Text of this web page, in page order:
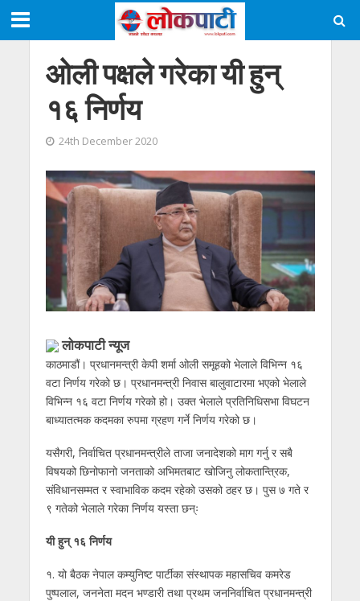
ओली पक्षले गरेका यी हुन्
१६ निर्णय
24th December 2020
लोकपाटी न्यूज
काठमाडौं। प्रधानमन्त्री केपी शर्मा ओली समूहको भेलाले विभिन्न १६
वटा निर्णय गरेको छ। प्रधानमन्त्री निवास बालुवाटारमा भएको भेलाले
विभिन्न १६ वटा निर्णय गरेको हो। उक्त भेलाले प्रतिनिधिसभा विघटन
बाध्यातत्मक कदमका रुपमा ग्रहण गर्ने निर्णय गरेको छ।
यसैगरी, निर्वाचित प्रधानमन्त्रीले ताजा जनादेशको माग गर्नु र सबै
विषयको छिनोफानो जनताको अभिमतबाट खोजिनु लोकतान्त्रिक,
संविधानसम्मत र स्वाभाविक कदम रहेको उसको ठहर छ। पुस ७ गते र
९ गतेको भेलाले गरेका निर्णय यस्ता छन्ः
यी हुन् १६ निर्णय
१. यो बैठक नेपाल कम्युनिष्ट पार्टीका संस्थापक महासचिव कमरेड
पुष्पलाल, जननेता मदन भण्डारी तथा प्रथम जननिर्वाचित प्रधानमन्त्री